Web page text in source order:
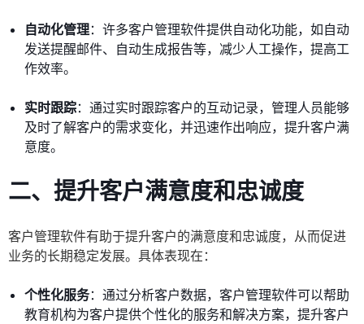
自动化管理：许多客户管理软件提供自动化功能，如自动
发送提醒邮件、自动生成报告等，减少人工操作，提高工
作效率。
实时跟踪：通过实时跟踪客户的互动记录，管理人员能够
及时了解客户的需求变化，并迅速作出响应，提升客户满
意度。
二、提升客户满意度和忠诚度
客户管理软件有助于提升客户的满意度和忠诚度，从而促进
业务的长期稳定发展。具体表现在：
个性化服务：通过分析客户数据，客户管理软件可以帮助
教育机构为客户提供个性化的服务和解决方案，提升客户